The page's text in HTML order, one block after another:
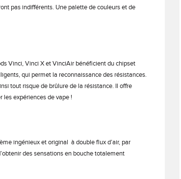
pas indifférents. Une palette de couleurs et de
Vinci, Vinci X et VinciAir bénéficient du chipset
qui permet la reconnaissance des résistances.
tout risque de brûlure de la résistance. Il offre
expériences de vape !
ingénieux et original à double flux d’air, par
des sensations en bouche totalement